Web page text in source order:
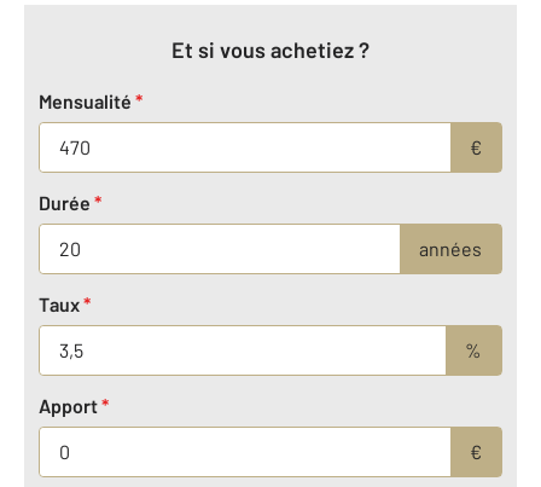
Et si vous achetiez ?
Mensualité *
€
Durée *
années
Taux*
%
Apport*
€